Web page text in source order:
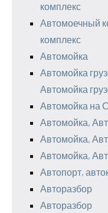
комплекс
Автомоечный
комплекс
Автомойка
Автомойка
Автомойка
Автомойка на
Автомойка,
Автомойка,
Автомойка,
Автопорт,
Авторазбор
Авторазбор